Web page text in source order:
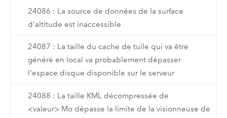
24086 : La source de données de la surface
d'altitude est inaccessible
24087 : La taille du cache de tuile qui va être
généré en local va probablement dépasser
l'espace disque disponible sur le serveur
24088 : La taille KML décompressée de
<valeur> Mo dépasse la limite de la visionneuse de